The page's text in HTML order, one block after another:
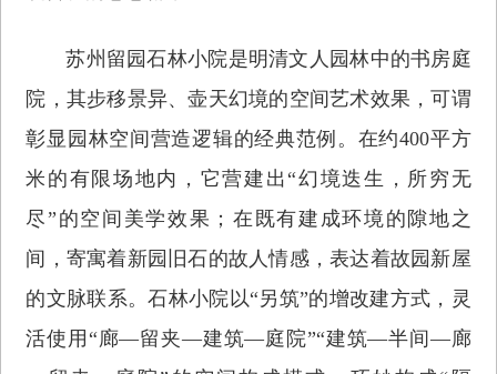
苏州留园石林小院是明清文人园林中的书房庭
院，其步移景异、壶天幻境的空间艺术效果，可谓
彰显园林空间营造逻辑的经典范例。在约400平方
米的有限场地内，它营建出“幻境迭生，所穷无
尽”的空间美学效果；在既有建成环境的隙地之
间，寄寓着新园旧石的故人情感，表达着故园新屋
的文脉联系。石林小院以“另筑”的增改建方式，灵
活使用“廊—留夹—建筑—庭院”“建筑—半间—廊